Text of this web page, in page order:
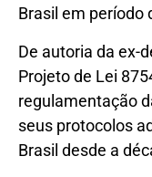
Brasil em período
De autoria da ex-
Projeto de Lei
regulamentação
seus protocolos
Brasil desde a